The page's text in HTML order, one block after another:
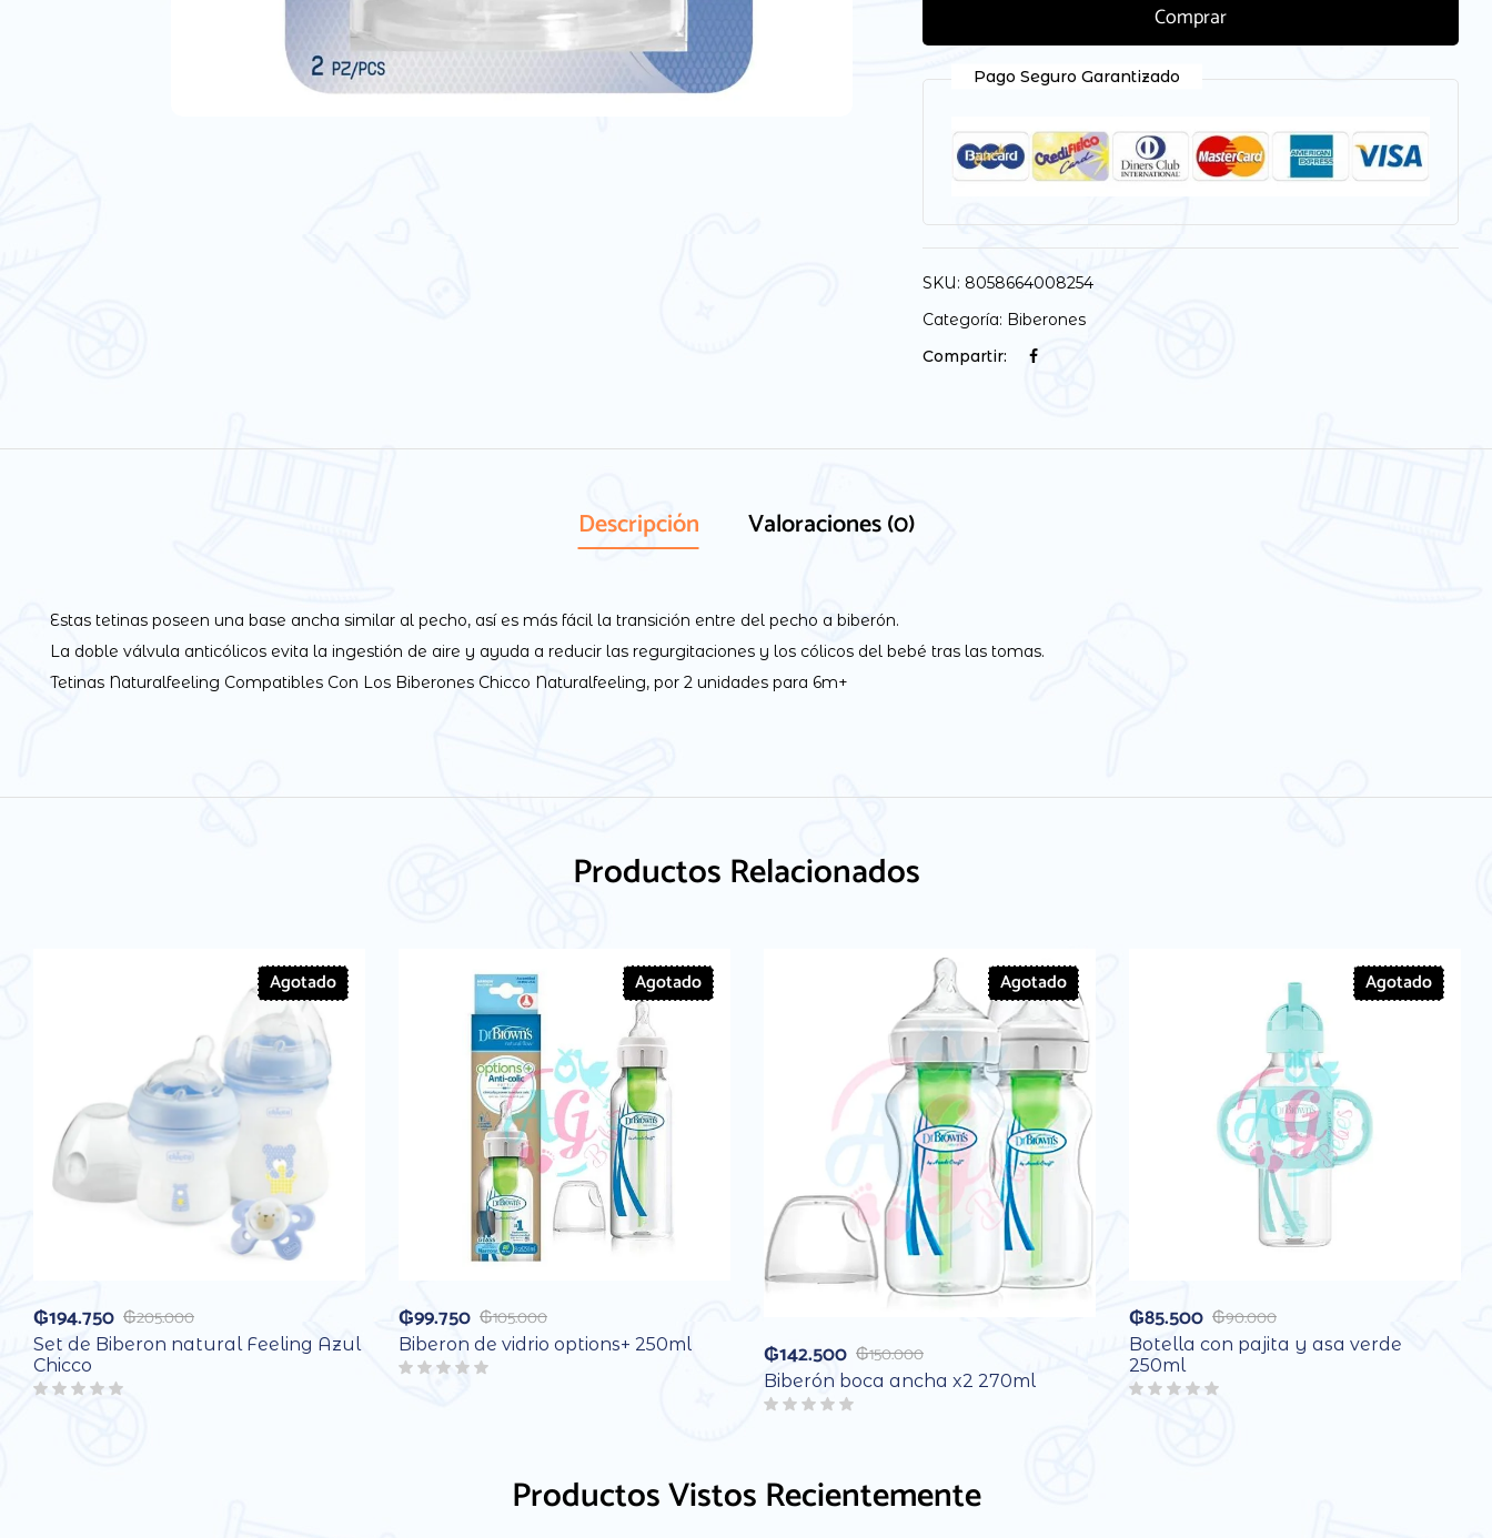
Comprar
Pago Seguro Garantizado
SKU: 8058664008254
Categoría: Biberones
Compartir:
Descripción Valoraciones (0)
Estas tetinas poseen una base ancha similar al pecho, así es más fácil la transición entre del pecho a biberón.
La doble válvula anticólicos evita la ingestión de aire y ayuda a reducir las regurgitaciones y los cólicos del bebé tras las tomas.
Tetinas Naturalfeeling Compatibles Con Los Biberones Chicco Naturalfeeling, por 2 unidades para 6m+
Productos Relacionados
Agotado
₲205.000
₲194.750
Set de Biberon natural Feeling Azul
Chicco
Agotado
₲105.000
₲99.750
Biberon de vidrio options+ 250ml
Agotado
₲150.000
₲142.500
Biberón boca ancha x2 270ml
Agotado
₲90.000
₲85.500
Botella con pajita y asa verde
250ml
Productos Vistos Recientemente